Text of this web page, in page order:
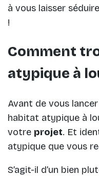
à vous laisser
!
Comment
atypique à
Avant de vous
habitat atypique à
votre projet. Et
atypique que vous
S’agit-il d’un bien